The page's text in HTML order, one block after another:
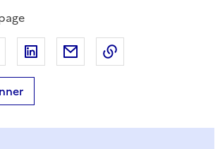
sur Facebook
Partager sur XPartager sur LinkedIn
Partager par email